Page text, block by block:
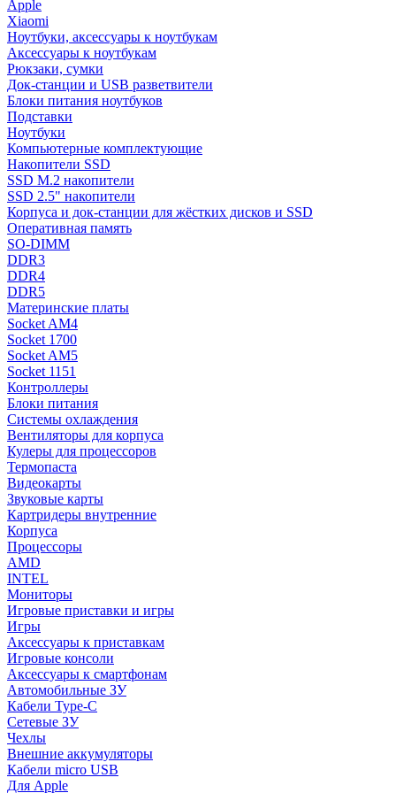
Apple
Xiaomi
Ноутбуки, аксессуары к ноутбукам
Аксессуары к ноутбукам
Рюкзаки, сумки
Док-станции и USB разветвители
Блоки питания ноутбуков
Подставки
Ноутбуки
Компьютерные комплектующие
Накопители SSD
SSD M.2 накопители
SSD 2.5" накопители
Корпуса и док-станции для жёстких дисков и SSD
Оперативная память
SO-DIMM
DDR3
DDR4
DDR5
Материнские платы
Socket AM4
Socket 1700
Socket AM5
Socket 1151
Контроллеры
Блоки питания
Системы охлаждения
Вентиляторы для корпуса
Кулеры для процессоров
Термопаста
Видеокарты
Звуковые карты
Картридеры внутренние
Корпуса
Процессоры
AMD
INTEL
Мониторы
Игровые приставки и игры
Игры
Аксессуары к приставкам
Игровые консоли
Аксессуары к смартфонам
Автомобильные ЗУ
Кабели Type-C
Сетевые ЗУ
Чехлы
Внешние аккумуляторы
Кабели micro USB
Для Apple